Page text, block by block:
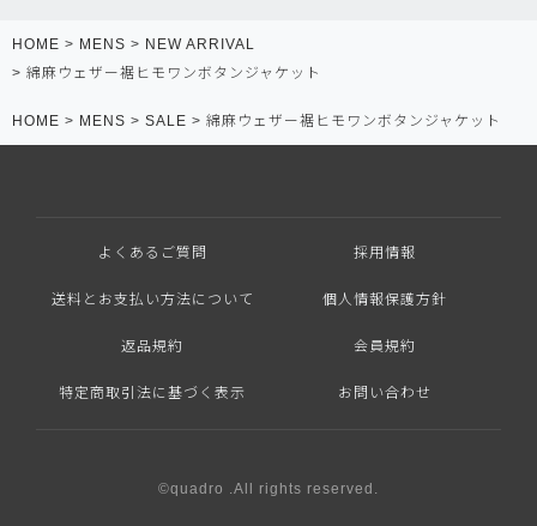
HOME MENS
NEW ARRIVAL
綿麻ウェザー裾ヒモワンボタンジャケット
HOME MENS SALE 綿麻ウェザー裾ヒモワンボタンジャケット
よくあるご質問 採用情報
送料とお支払い方法について 個人情報保護方針
返品規約 会員規約
特定商取引法に基づく表示 お問い合わせ
©quadro .All rights reserved.